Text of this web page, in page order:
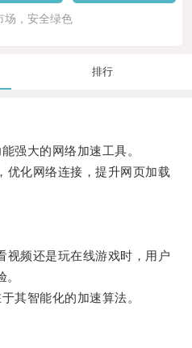
场，安全绿色
排行
大的网络加速工具。
化网络连接，提升网页加载
频还是玩在线游戏时，用户
智能化的加速算法。